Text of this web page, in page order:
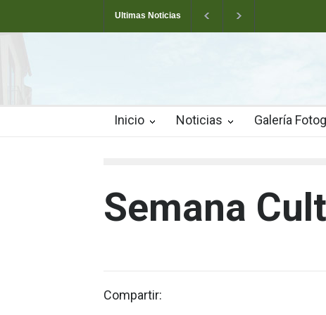
Ultimas Noticias
Las pistas municipales de pádel estrenan un
Inicio Noticias Galería
Semana
Compartir: